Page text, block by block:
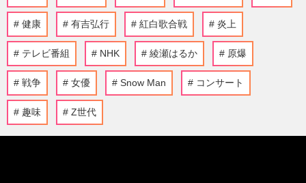
健康 有吉弘行 紅白歌合戦 炎上
テレビ番組 NHK 綾瀬はるか 原爆
戦争 女優 Snow Man コンサート
趣味 Z世代